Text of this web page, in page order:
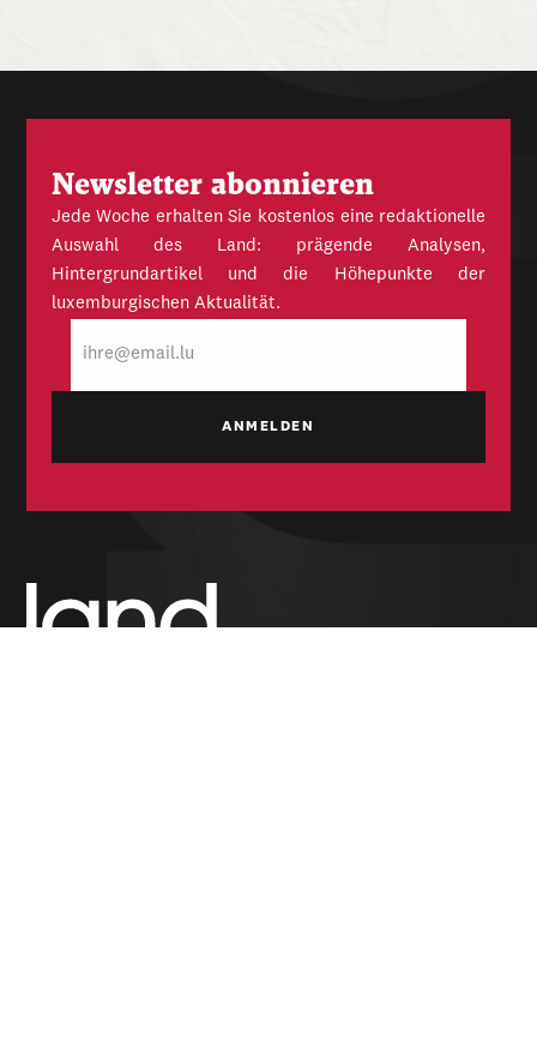
Newsletter abonnieren
Jede Woche erhalten Sie kostenlos eine redaktionelle
Auswahl des Land: prägende Analysen,
Hintergrundartikel und die Höhepunkte der
luxemburgischen Aktualität.
Mail